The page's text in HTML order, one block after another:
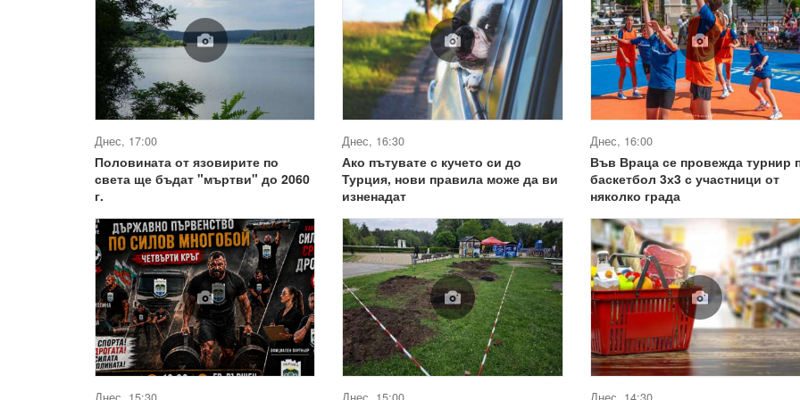
Днес, 17:00
Половината от язовирите по
света ще бъдат "мъртви" до 2060
г.
Днес, 16:30
Ако пътувате с кучето си до
Турция, нови правила може да ви
изненадат
Днес, 16:00
Във Враца се провежда турнир
баскетбол 3х3 с участници от
няколко града